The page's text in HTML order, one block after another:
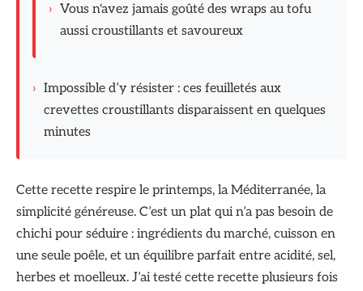
› Vous n'avez jamais goûté des wraps au tofu
aussi croustillants et savoureux
› Impossible d’y résister : ces feuilletés aux
crevettes croustillants disparaissent en quelques
minutes
Cette recette respire le printemps, la Méditerranée, la
simplicité généreuse. C’est un plat qui n’a pas besoin de
chichi pour séduire : ingrédients du marché, cuisson en
une seule poêle, et un équilibre parfait entre acidité, sel,
herbes et moelleux. J’ai testé cette recette plusieurs fois